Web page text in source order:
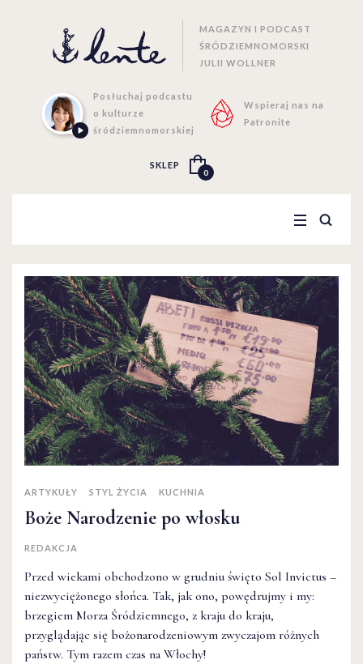
MAGAZYN I PODCAST
ŚRÓDZIEMNOMORSKI
JULII WOLLNER
Posłuchaj podcastu
o kulturze
śródziemnomorskiej
Wspieraj nas na
Patronite
SKLEP
0
ARTYKUŁY STYL ŻYCIA KUCHNIA
Boże Narodzenie po włosku
REDAKCJA
Przed wiekami obchodzono w grudniu święto Sol Invictus –
niezwyciężonego słońca. Tak, jak ono, powędrujmy i my:
brzegiem Morza Śródziemnego, z kraju do kraju,
przyglądając się bożonarodzeniowym zwyczajom różnych
państw. Tym razem czas na Włochy!